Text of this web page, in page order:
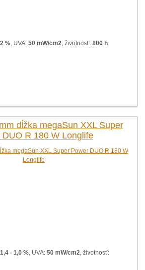
2 %, UVA: 50 mW/cm2, životnosť: 800 h
dĺžka megaSun XXL Super
DUO R 180 W Longlife
1,4 - 1,0 %, UVA: 50 mW/cm2, životnosť: